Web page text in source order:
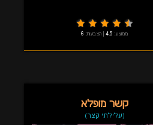
ממוצע: 4.5 הצבעות: 6
קשר מופלא
(עלילתי קצר)